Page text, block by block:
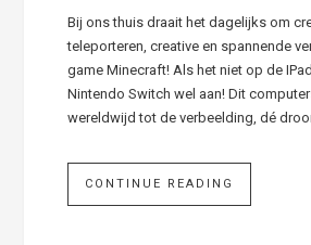
Bij ons thuis draait het dagelijks om
teleporteren, creative en spannende
game Minecraft! Als het niet op de
Nintendo Switch wel aan! Dit
wereldwijd tot de verbeelding, dé
CONTINUE READING